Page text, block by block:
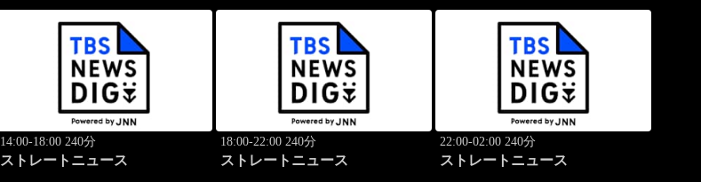
14:00-18:00 240分
ストレートニュース
18:00-22:00 240分
ストレートニュース
22:00-02:00 240分
ストレートニュース